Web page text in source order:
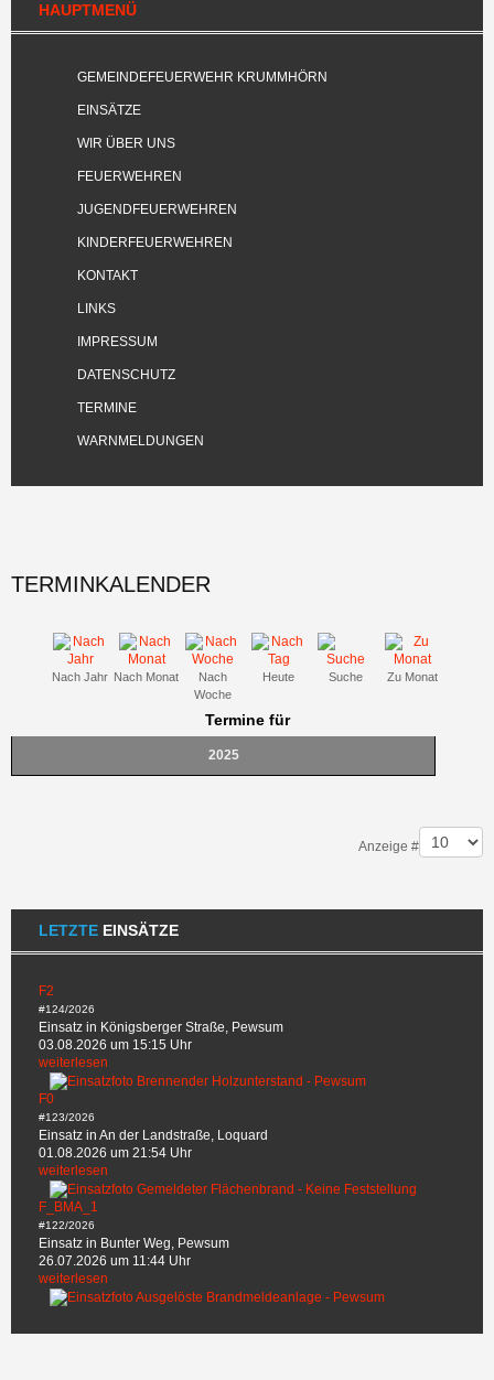
HAUPTMENÜ
GEMEINDEFEUERWEHR KRUMMHÖRN
EINSÄTZE
WIR ÜBER UNS
FEUERWEHREN
JUGENDFEUERWEHREN
KINDERFEUERWEHREN
KONTAKT
LINKS
IMPRESSUM
DATENSCHUTZ
TERMINE
WARNMELDUNGEN
TERMINKALENDER
Nach Jahr Nach Monat
Nach
Woche
Heute Suche Zu Monat
Termine für
2025
Anzeige #
LETZTE EINSÄTZE
F2
#124/2026
Einsatz in Königsberger Straße, Pewsum
03.08.2026 um 15:15 Uhr
weiterlesen
F0
#123/2026
Einsatz in An der Landstraße, Loquard
01.08.2026 um 21:54 Uhr
weiterlesen
F_BMA_1
#122/2026
Einsatz in Bunter Weg, Pewsum
26.07.2026 um 11:44 Uhr
weiterlesen